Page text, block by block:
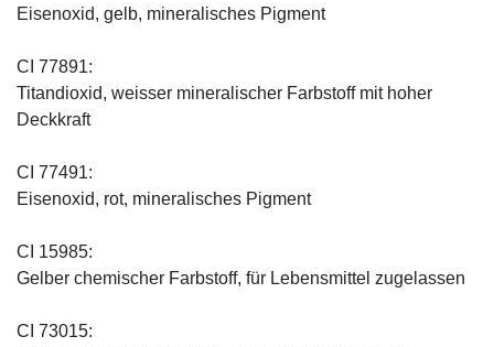
Eisenoxid, gelb, mineralisches Pigment
CI 77891:
Titandioxid, weisser mineralischer Farbstoff mit hoher
Deckkraft
CI 77491:
Eisenoxid, rot, mineralisches Pigment
CI 15985:
Gelber chemischer Farbstoff, für Lebensmittel zugelassen
CI 73015: